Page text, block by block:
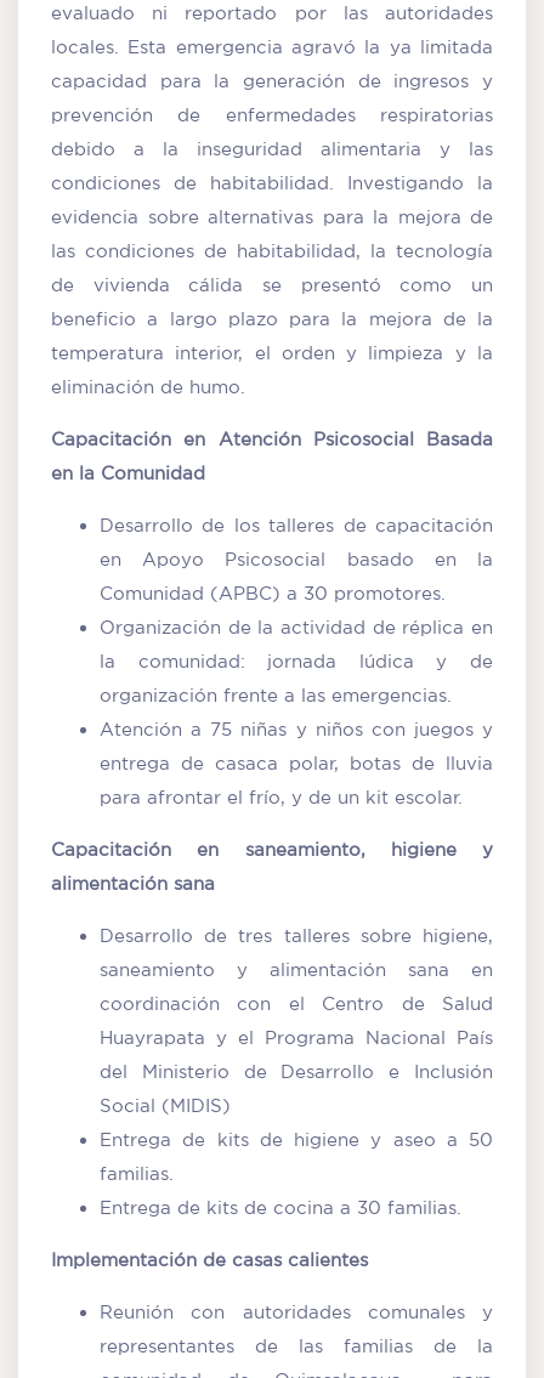
evaluado ni reportado por las autoridades
locales. Esta emergencia agravó la ya limitada
capacidad para la generación de ingresos y
prevención de enfermedades respiratorias
debido a la inseguridad alimentaria y las
condiciones de habitabilidad. Investigando la
evidencia sobre alternativas para la mejora de
las condiciones de habitabilidad, la tecnología
de vivienda cálida se presentó como un
beneficio a largo plazo para la mejora de la
temperatura interior, el orden y limpieza y la
eliminación de humo.
Capacitación en Atención Psicosocial Basada
en la Comunidad
Desarrollo de los talleres de capacitación
en Apoyo Psicosocial basado en la
Comunidad (APBC) a 30 promotores.
Organización de la actividad de réplica en
la comunidad: jornada lúdica y de
organización frente a las emergencias.
Atención a 75 niñas y niños con juegos y
entrega de casaca polar, botas de lluvia
para afrontar el frío, y de un kit escolar.
Capacitación en saneamiento, higiene y
alimentación sana
Desarrollo de tres talleres sobre higiene,
saneamiento y alimentación sana en
coordinación con el Centro de Salud
Huayrapata y el Programa Nacional País
del Ministerio de Desarrollo e Inclusión
Social (MIDIS)
Entrega de kits de higiene y aseo a 50
familias.
Entrega de kits de cocina a 30 familias.
Implementación de casas calientes
Reunión con autoridades comunales y
representantes de las familias de la